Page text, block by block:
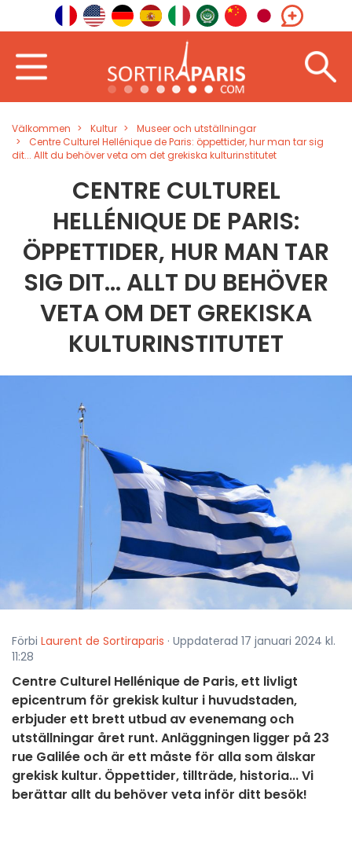
Välkommen Kultur
Museer och utställningar
Centre Culturel Hellénique de Paris: öppettider, hur man tar sig
dit... Allt du behöver veta om det grekiska kulturinstitutet
CENTRE CULTUREL
HELLÉNIQUE DE PARIS:
ÖPPETTIDER, HUR MAN TAR
SIG DIT... ALLT DU BEHÖVER
VETA OM DET GREKISKA
KULTURINSTITUTET
Förbi Laurent de Sortiraparis · Uppdaterad 17 januari 2024 kl.
11:28
Centre Culturel Hellénique de Paris, ett livligt
epicentrum för grekisk kultur i huvudstaden,
erbjuder ett brett utbud av evenemang och
utställningar året runt. Anläggningen ligger på 23
rue Galilée och är ett måste för alla som älskar
grekisk kultur. Öppettider, tillträde, historia... Vi
berättar allt du behöver veta inför ditt besök!